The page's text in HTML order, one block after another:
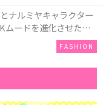
ナルミヤキャラクター
ムードを進化させた新
FASHION